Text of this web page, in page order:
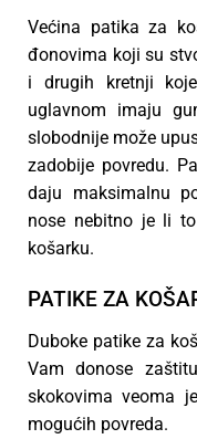
Većina patika za
đonovima koji su
i drugih kretnji
uglavnom imaju
slobodnije može
zadobije povredu.
daju maksimalnu
nose nebitno je li
košarku.
PATIKE ZA
Duboke patike za
Vam donose
skokovima veoma
mogućih povreda.